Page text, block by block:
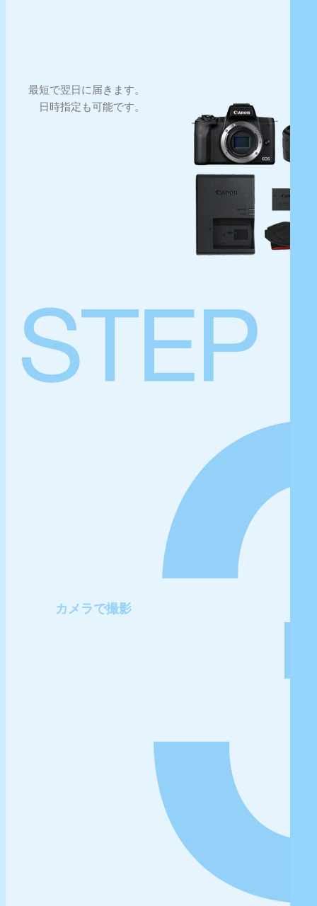
最短で翌日に届きます。
日時指定も可能です。
カメラで撮影